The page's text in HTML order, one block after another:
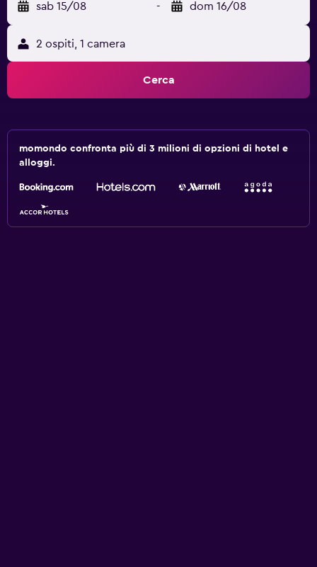
sab 15/08 - dom 16/08
2 ospiti, 1 camera
Cerca
momondo confronta più di 3 milioni di opzioni di hotel e
alloggi.